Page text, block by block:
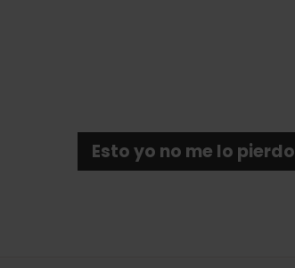
Esto yo no me lo pierdo